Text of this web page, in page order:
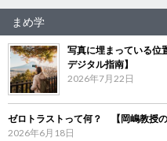
まめ学
写真に埋まっている
デジタル指南】
2026年7月22日
ゼロトラストって何？ 【岡嶋教授の
2026年6月18日